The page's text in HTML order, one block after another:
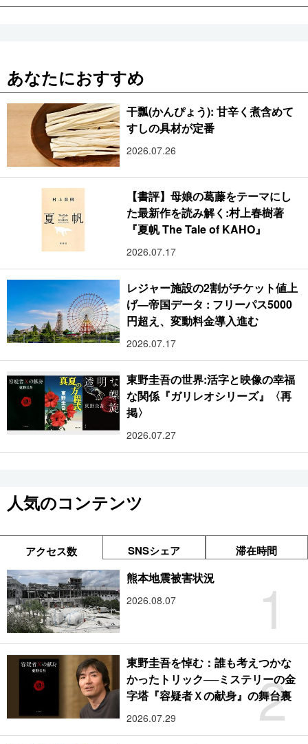
あなたにおすすめ
干瓢(かんぴょう): 甘辛く煮含めて
すしの具材が定番
2026.07.26
【書評】母娘の葛藤をテーマにし
た最新作を読み解く:村上春樹著
『夏帆 The Tale of KAHO』
2026.07.17
レジャー施設の2割がチケット値上
げ―帝国データ : フリーパス5000
円超え、変動料金導入進む
2026.07.17
東野圭吾の世界:活字と映像の幸福
な関係『ガリレオシリーズ』〈再
掲〉
2026.07.27
人気のコンテンツ
アクセス数 SNSシェア 滞在時間
1
熊本地震被害状況
2026.08.07
2
東野圭吾を悼む：誰も考えつかな
かったトリック──ミステリーの金
字塔『容疑者Ｘの献身』の舞台裏
2026.07.29